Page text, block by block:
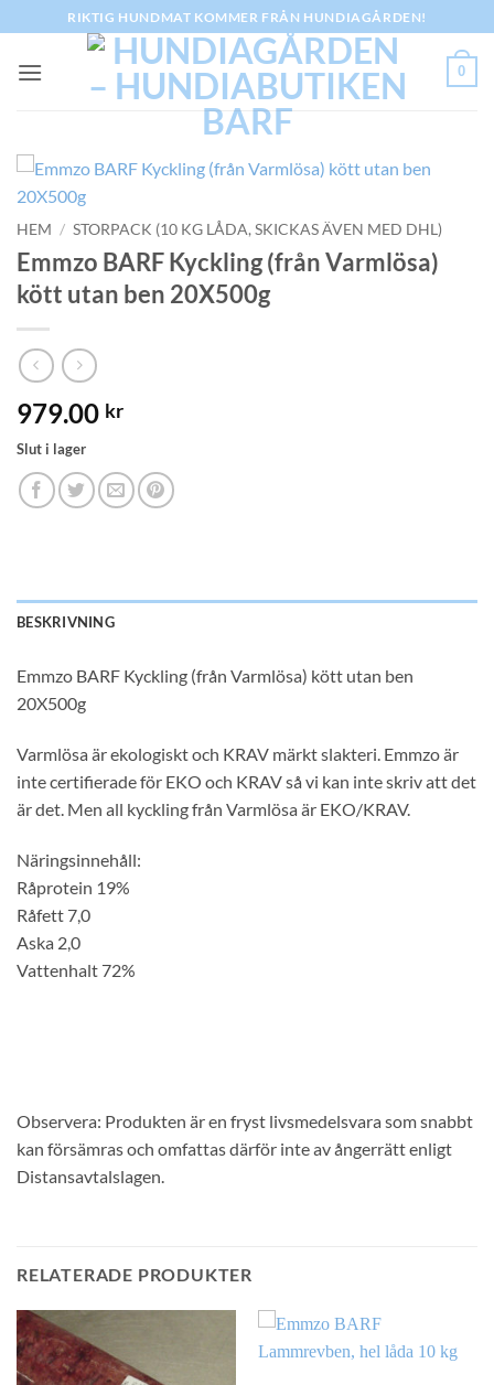
to
content
RIKTIG HUNDMAT KOMMER FRÅN HUNDIAGÅRDEN!
0
HEM / STORPACK (10 KG LÅDA, SKICKAS ÄVEN MED DHL)
Emmzo BARF Kyckling (från Varmlösa)
kött utan ben 20X500g
979.00 kr
Slut i lager
BESKRIVNING
Emmzo BARF Kyckling (från Varmlösa) kött utan ben
20X500g
Varmlösa är ekologiskt och KRAV märkt slakteri. Emmzo är
inte certifierade för EKO och KRAV så vi kan inte skriv att det
är det. Men all kyckling från Varmlösa är EKO/KRAV.
Näringsinnehåll:
Råprotein 19%
Råfett 7,0
Aska 2,0
Vattenhalt 72%
Observera: Produkten är en fryst livsmedelsvara som snabbt
kan försämras och omfattas därför inte av ångerrätt enligt
Distansavtalslagen.
RELATERADE PRODUKTER